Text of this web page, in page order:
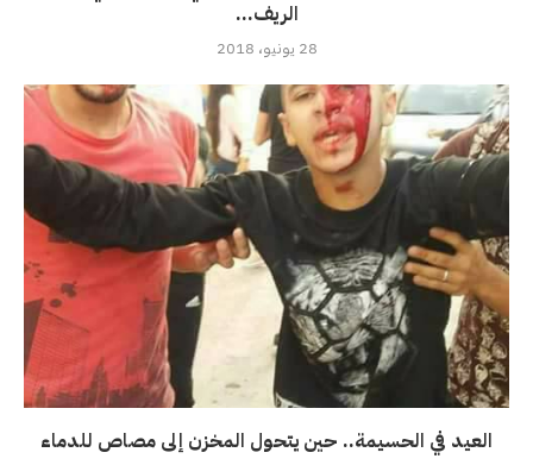
الريف...
28 يونيو، 2018
العيد في الحسيمة.. حين يتحول المخزن إلى مصاص للدماء